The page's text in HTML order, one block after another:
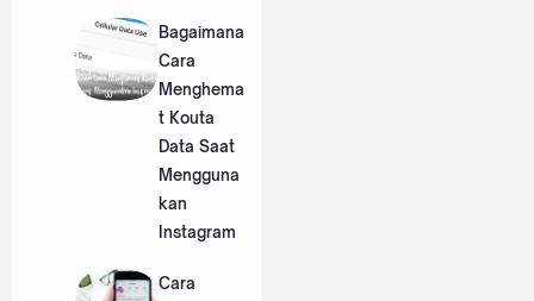
Bagaimana
Cara
Menghema
t Kouta
Data Saat
Mengguna
kan
Instagram
Cara